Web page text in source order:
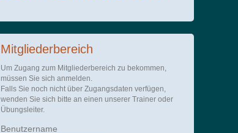
Mitgliederbereich
Um Zugang zum Mitgliederbereich zu bekommen,
müssen Sie sich anmelden.
Falls Sie noch nicht über Zugangsdaten verfügen,
wenden Sie sich bitte an einen unserer Trainer oder
Übungsleiter.
Benutzername